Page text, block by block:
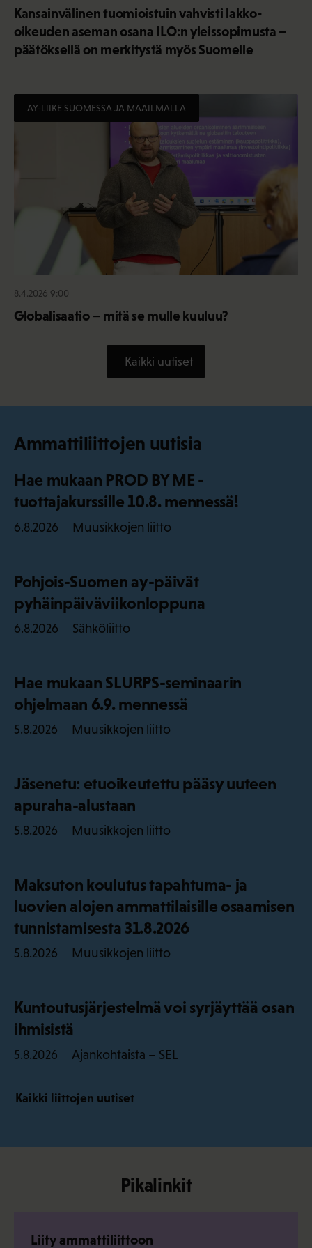
Kansainvälinen tuomioistuin vahvisti lakko-
oikeuden aseman osana ILO:n yleissopimusta –
päätöksellä on merkitystä myös Suomelle
AY-LIIKE SUOMESSA JA MAAILMALLA
8.4.2026 9:00
Globalisaatio – mitä se mulle kuuluu?
Kaikki uutiset
Ammattiliittojen uutisia
Hae mukaan PROD BY ME -
tuottajakurssille 10.8. mennessä!
6.8.2026 Muusikkojen liitto
Pohjois-Suomen ay-päivät
pyhäinpäiväviikonloppuna
6.8.2026 Sähköliitto
Hae mukaan SLURPS-seminaarin
ohjelmaan 6.9. mennessä
5.8.2026 Muusikkojen liitto
Jäsenetu: etuoikeutettu pääsy uuteen
apuraha-alustaan
5.8.2026 Muusikkojen liitto
Maksuton koulutus tapahtuma- ja
luovien alojen ammattilaisille osaamisen
tunnistamisesta 31.8.2026
5.8.2026 Muusikkojen liitto
Kuntoutusjärjestelmä voi syrjäyttää osan
ihmisistä
5.8.2026 Ajankohtaista – SEL
Kaikki liittojen uutiset
Pikalinkit
Liity ammattiliittoon